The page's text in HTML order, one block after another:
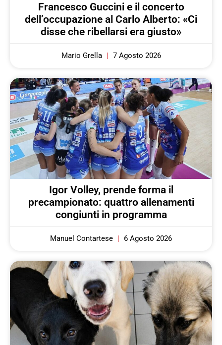
Francesco Guccini e il concerto
dell’occupazione al Carlo Alberto: «Ci
disse che ribellarsi era giusto»
Mario Grella 7 Agosto 2026
Igor Volley, prende forma il
precampionato: quattro allenamenti
congiunti in programma
Manuel Contartese 6 Agosto 2026